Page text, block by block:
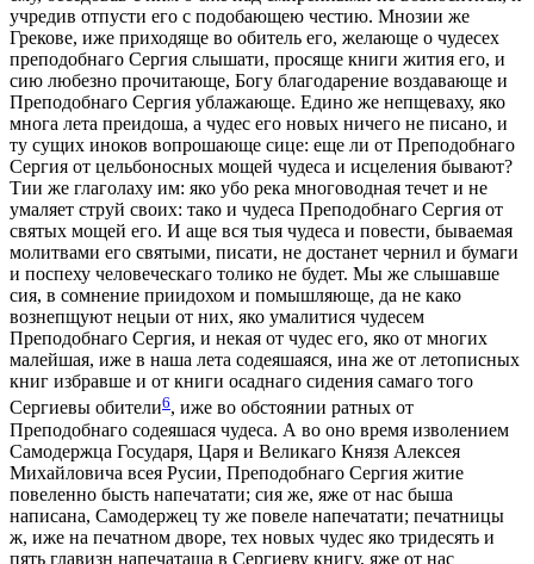
учредив отпусти его с подобающею честию. Мнозии же
Грекове, иже приходяще во обитель его, желающе о чудесех
преподобнаго Сергия слышати, просяще книги жития его, и
сию любезно прочитающе, Богу благодарение воздавающе и
Преподобнаго Сергия ублажающе. Едино же непщеваху, яко
многа лета преидоша, а чудес его новых ничего не писано, и
ту сущих иноков вопрошающе сице: еще ли от Преподобнаго
Сергия от цельбоносных мощей чудеса и исцеления бывают?
Тии же глаголаху им: яко убо река многоводная течет и не
умаляет струй своих: тако и чудеса Преподобнаго Сергия от
святых мощей его. И аще вся тыя чудеса и повести, бываемая
молитвами его святыми, писати, не достанет чернил и бумаги
и поспеху человеческаго толико не будет. Мы же слышавше
сия, в сомнение приидохом и помышляюще, да не како
вознепщуют нецыи от них, яко умалитися чудесем
Преподобнаго Сергия, и некая от чудес его, яко от многих
малейшая, иже в наша лета содеяшаяся, ина же от летописных
книг избравше и от книги осаднаго сидения самаго того
Сергиевы обители6, иже во обстоянии ратных от
Преподобнаго содеяшася чудеса. А во оно время изволением
Самодержца Государя, Царя и Великаго Князя Алексея
Михайловича всея Русии, Преподобнаго Сергия житие
повеленно бысть напечатати; сия же, яже от нас быша
написана, Самодержец ту же повеле напечатати; печатницы
ж, иже на печатном дворе, тех новых чудес яко тридесять и
пять главизн напечаташа в Сергиеву книгу, яже от нас